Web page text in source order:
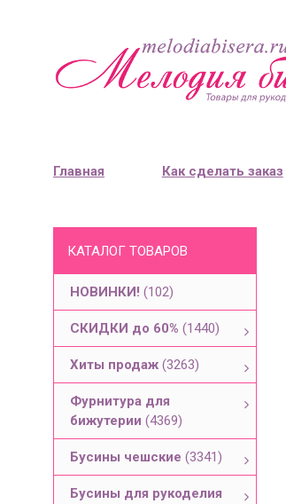
Главная Как сделать заказ
КАТАЛОГ ТОВАРОВ
НОВИНКИ! (102)
СКИДКИ до 60% (1440)
Хиты продаж (3263)
Фурнитура для
бижутерии (4369)
Бусины чешские (3341)
Бусины для рукоделия